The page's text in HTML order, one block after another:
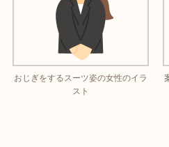
おじぎをするスーツ姿の女性のイラ
スト